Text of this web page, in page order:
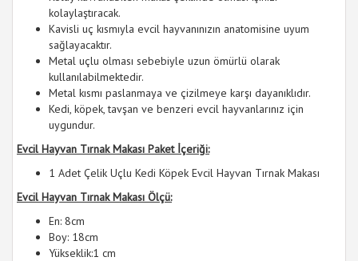
kolaylaştıracak.
Kavisli uç kısmıyla evcil hayvanınızın anatomisine uyum
sağlayacaktır.
Metal uçlu olması sebebiyle uzun ömürlü olarak
kullanılabilmektedir.
Metal kısmı paslanmaya ve çizilmeye karşı dayanıklıdır.
Kedi, köpek, tavşan ve benzeri evcil hayvanlarınız için
uygundur.
Evcil Hayvan Tırnak Makası Paket İçeriği:
1 Adet Çelik Uçlu Kedi Köpek Evcil Hayvan Tırnak Makası
Evcil Hayvan Tırnak Makası Ölçü:
En: 8cm
Boy: 18cm
Yükseklik:1 cm